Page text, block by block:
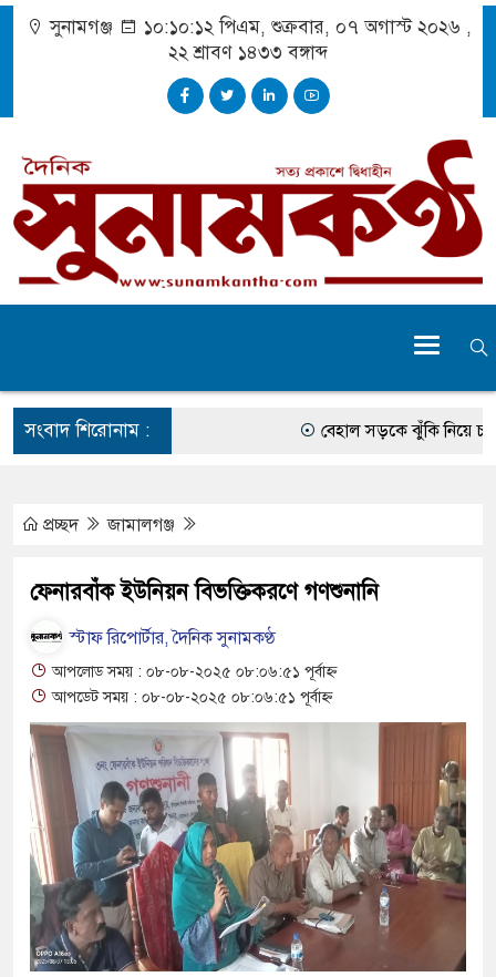
সুনামগঞ্জ ১০:১০:১৩ পিএম, শুক্রবার, ০৭ অগাস্ট ২০২৬ ,
২২ শ্রাবণ ১৪৩৩ বঙ্গাব্দ
সংবাদ শিরোনাম : বেহাল সড়কে ঝুঁকি নিয়ে
আজ জুলাই গণঅভ্যুত্থান দিবস
সুনামগঞ্জে গ্যাস সংকট চুলা
কোটি টাকা হাতিয়ে নিয়েছে
সদর উপজেলা পরিষদের
৫ আগস্ট ঘিরে তৎপরতা
স্বরাষ্ট্রমন্ত্রী
‎সুনামগঞ্জে সন্ত্রাসবিরোধী
প্রচ্ছদ জামালগঞ্জ
ফেনারবাঁক ইউনিয়ন বিভক্তিকরণে গণশুনানি
স্টাফ রিপোর্টার, দৈনিক সুনামকণ্ঠ
আপলোড সময় : ০৮-০৮-২০২৫ ০৮:০৬:৫১ পূর্বাহ্ন
আপডেট সময় : ০৮-০৮-২০২৫ ০৮:০৬:৫১ পূর্বাহ্ন